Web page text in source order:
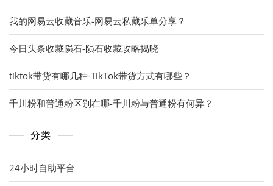
我的网易云收藏音乐-网易云私藏乐单分享？
今日头条收藏陨石-陨石收藏攻略揭晓
tiktok带货有哪几种-TikTok带货方式有哪些？
千川粉和普通粉区别在哪-千川粉与普通粉有何异？
分类
24小时自助平台